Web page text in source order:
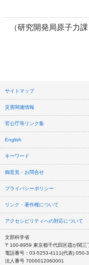
（研究開発局原子力課
サイトマップ
災害関連情報
官公庁等リンク集
English
キーワード
御意見・お問合せ
プライバシーポリシー
リンク・著作権について
アクセシビリティへの対応について
文部科学省
〒100-8959 東京都千代田区霞が関三
電話番号：03-5253-4111(代表) 050-
法人番号 7000012060001